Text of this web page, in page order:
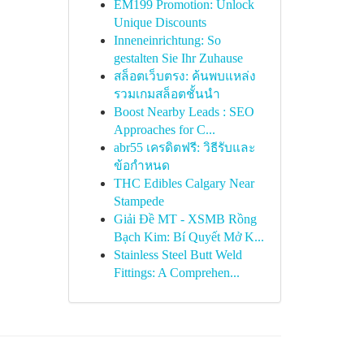
EM199 Promotion: Unlock
Unique Discounts
Inneneinrichtung: So
gestalten Sie Ihr Zuhause
สล็อตเว็บตรง: ค้นพบแหล่ง
รวมเกมสล็อตชั้นนำ
Boost Nearby Leads : SEO
Approaches for C...
abr55 เครดิตฟรี: วิธีรับและ
ข้อกำหนด
THC Edibles Calgary Near
Stampede
Giải Đề MT - XSMB Rồng
Bạch Kim: Bí Quyết Mở K...
Stainless Steel Butt Weld
Fittings: A Comprehen...